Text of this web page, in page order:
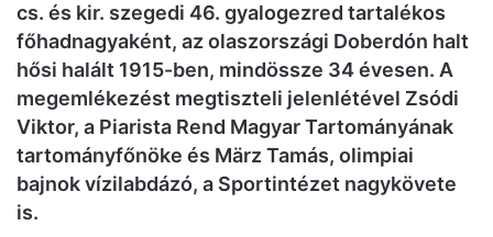
cs. és kir. szegedi 46. gyalogezred tartalékos
főhadnagyaként, az olaszországi Doberdón halt
hősi halált 1915-ben, mindössze 34 évesen. A
megemlékezést megtiszteli jelenlétével Zsódi
Viktor, a Piarista Rend Magyar Tartományának
tartományfőnöke és März Tamás, olimpiai
bajnok vízilabdázó, a Sportintézet nagykövete
is.